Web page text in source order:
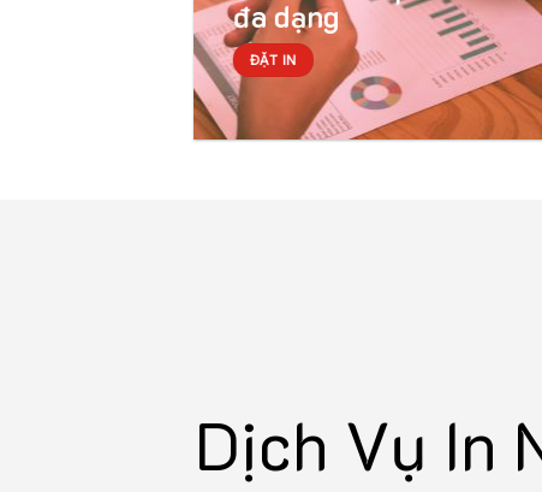
đa dạng
ĐẶT IN
Dịch Vụ In